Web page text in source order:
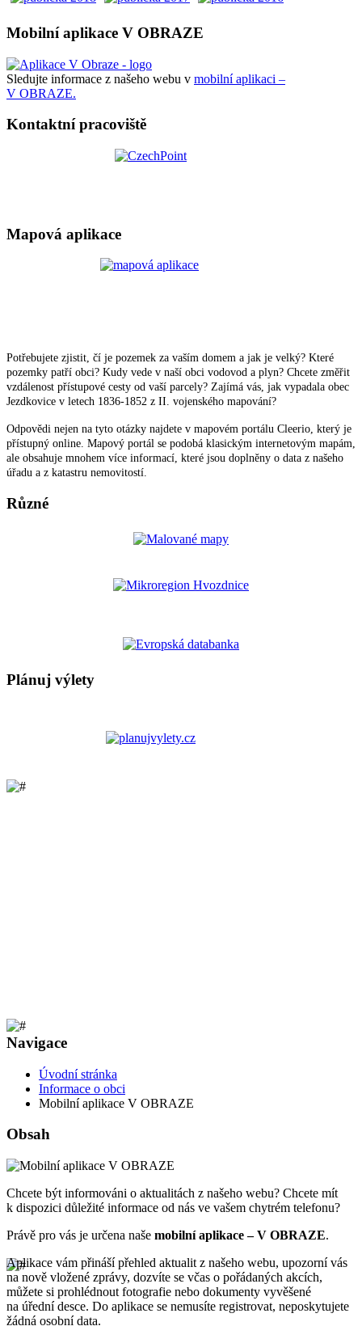
Mobilní aplikace V OBRAZE
Sledujte informace z našeho webu v mobilní aplikaci –
V OBRAZE.
Kontaktní pracoviště
Mapová aplikace
Potřebujete zjistit, čí je pozemek za vaším domem a jak je velký? Které
pozemky patří obci? Kudy vede v naší obci vodovod a plyn? Chcete změřit
vzdálenost přístupové cesty od vaší parcely? Zajímá vás, jak vypadala obec
Jezdkovice v letech 1836-1852 z II. vojenského mapování?
Odpovědi nejen na tyto otázky najdete v mapovém portálu Cleerio, který je
přístupný online. Mapový portál se podobá klasickým internetovým mapám,
ale obsahuje mnohem více informací, které jsou doplněny o data z našeho
úřadu a z katastru nemovitostí.
Různé
Plánuj výlety
Navigace
Úvodní stránka
Informace o obci
Mobilní aplikace V OBRAZE
Obsah
Chcete být informováni o aktualitách z našeho webu? Chcete mít
k dispozici důležité informace od nás ve vašem chytrém telefonu?
Právě pro vás je určena naše mobilní aplikace – V OBRAZE.
Aplikace vám přináší přehled aktualit z našeho webu, upozorní vás
na nově vložené zprávy, dozvíte se včas o pořádaných akcích,
můžete si prohlédnout fotografie nebo dokumenty vyvěšené
na úřední desce. Do aplikace se nemusíte registrovat, neposkytujete
žádná osobní data.